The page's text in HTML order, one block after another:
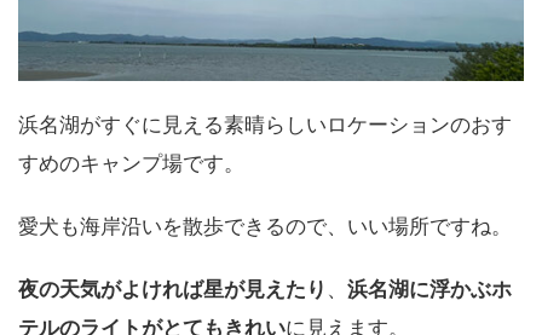
浜名湖がすぐに見える素晴らしいロケーションのおす
すめのキャンプ場です。
愛犬も海岸沿いを散歩できるので、いい場所ですね。
夜の天気がよければ星が見えたり 、 浜名湖に浮かぶホ
テルのライトがとてもきれいに見えます。